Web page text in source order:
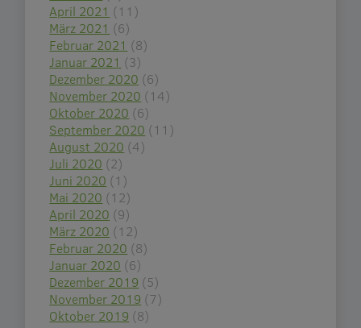
April 2021 (11)
März 2021 (6)
Februar 2021 (8)
Januar 2021 (3)
Dezember 2020 (6)
November 2020 (14)
Oktober 2020 (6)
September 2020 (11)
August 2020 (4)
Juli 2020 (2)
Juni 2020 (1)
Mai 2020 (12)
April 2020 (9)
März 2020 (12)
Februar 2020 (8)
Januar 2020 (6)
Dezember 2019 (5)
November 2019 (7)
Oktober 2019 (8)